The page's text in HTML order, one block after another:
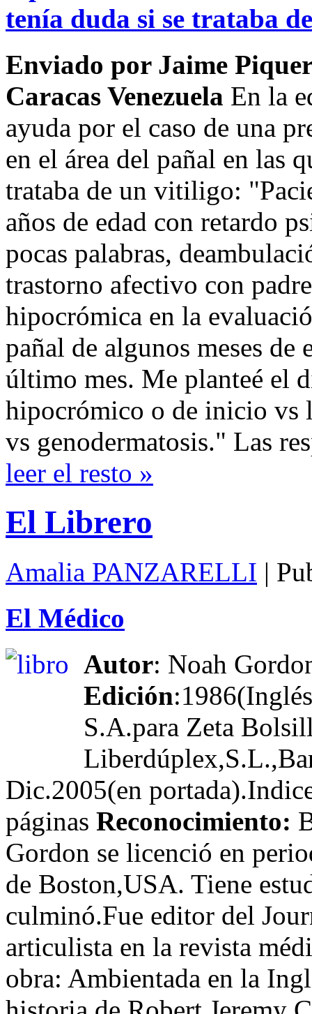
tenía duda si se trataba
Enviado por Jaime
Caracas Venezuela En la
ayuda por el caso de una
en el área del pañal en las
trataba de un vitiligo:
años de edad con retardo
pocas palabras,
trastorno afectivo con
hipocrómica en la
pañal de algunos meses
último mes. Me planteé el
hipocrómico o de inicio vs
vs genodermatosis." Las
leer el resto »
El Librero
Amalia PANZARELLI |
El Médico
Autor: Noah
Edición
S.A.para Zeta
Dic.2005(en
páginas Reconocimiento:
Gordon se licenció en
de Boston,USA. Tiene
culminó.Fue editor del
articulista en la revista
obra: Ambientada en la